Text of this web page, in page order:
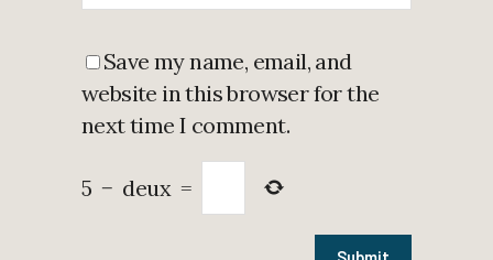
Save my name, email, and
website in this browser for the
next time I comment.
5 − deux =